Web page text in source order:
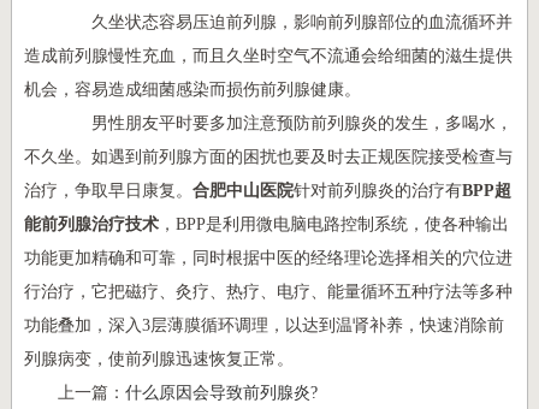
久坐状态容易压迫前列腺，影响前列腺部位的血流循环并
造成前列腺慢性充血，而且久坐时空气不流通会给细菌的滋生提供
机会，容易造成细菌感染而损伤前列腺健康。
男性朋友平时要多加注意预防前列腺炎的发生，多喝水，
不久坐。如遇到前列腺方面的困扰也要及时去正规医院接受检查与
治疗，争取早日康复。 合肥中山医院针对前列腺炎的治疗有BPP超
能前列腺治疗技术，BPP是利用微电脑电路控制系统，使各种输出
功能更加精确和可靠，同时根据中医的经络理论选择相关的穴位进
行治疗，它把磁疗、灸疗、热疗、电疗、能量循环五种疗法等多种
功能叠加，深入3层薄膜循环调理，以达到温肾补养，快速消除前
列腺病变，使前列腺迅速恢复正常。
上一篇： 什么原因会导致前列腺炎?